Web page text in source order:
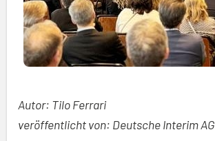
Autor: Tilo Ferrari
veröffentlicht von: Deutsche Interim AG